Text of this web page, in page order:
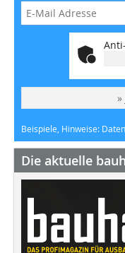
Beispiele, Hinweise:
Die aktuelle